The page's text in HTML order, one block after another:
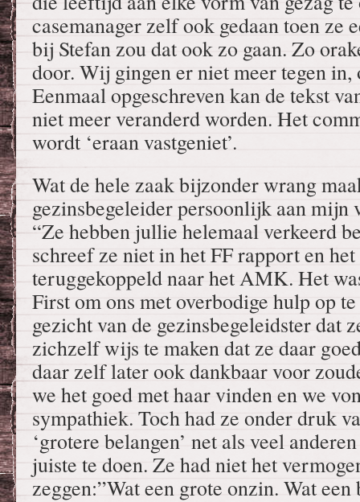
casemanager zelf ook gedaan toen ze
bij Stefan zou dat ook zo gaan. Zo
door. Wij gingen er niet meer tegen in,
Eenmaal opgeschreven kan de tekst
niet meer veranderd worden. Het
wordt ‘eraan vastgeniet’.
Wat de hele zaak bijzonder wrang
gezinsbegeleider persoonlijk aan
“Ze hebben jullie helemaal verkeerd
schreef ze niet in het FF rapport en
teruggekoppeld naar het AMK. Het
First om ons met overbodige hulp op
gezicht van de gezinsbegeleidster dat
zichzelf wijs te maken dat ze daar
daar zelf later ook dankbaar voor
we het goed met haar vinden en we
sympathiek. Toch had ze onder druk
‘grotere belangen’ net als veel
juiste te doen. Ze had niet het
zeggen:”Wat een grote onzin. Wat een